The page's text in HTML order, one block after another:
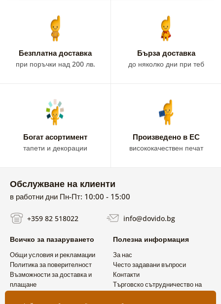
Безплатна доставка
при поръчки над 200 лв.
Бързa доставка
до няколко дни при теб
Богат асортимент
тапети и декорации
Произведено в ЕС
висококачествен печат
Обслужване на клиенти
в работни дни Пн-Пт: 10:00 - 15:00
+359 82 518022 info@dovido.bg
Всичко за пазаруването
Общи условия и рекламации
Политика за поверителност
Възможности за доставка и
плащане
Полезна информация
За нас
Често задавани въпроси
Контакти
Търговско сътрудничество на